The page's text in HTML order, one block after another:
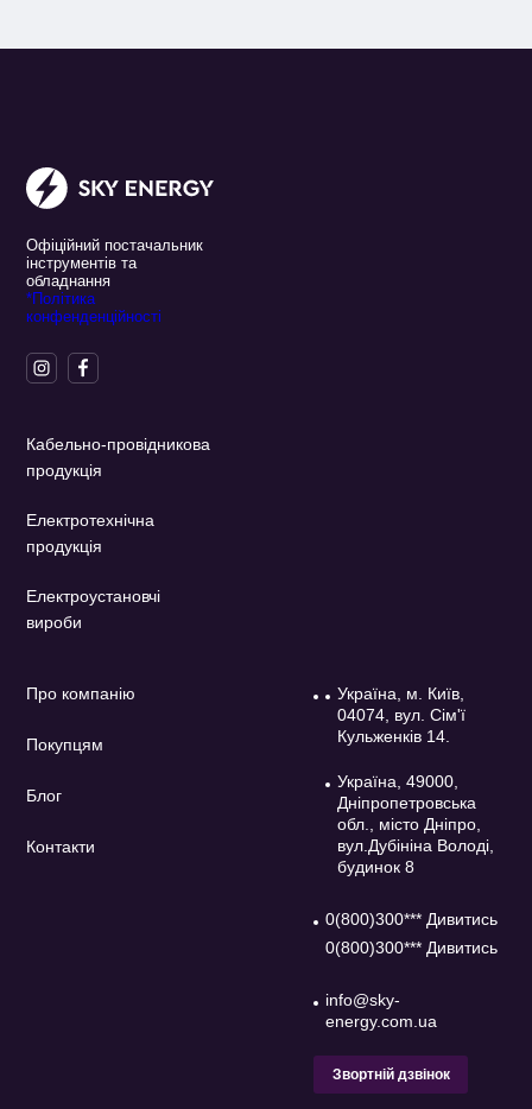
Офіційний постачальник
інструментів та
обладнання
*Політика
конфенденційності
Кабельно-провідникова
продукція
Електротехнічна
продукція
Електроустановчі
вироби
Про компанію
Покупцям
Блог
Контакти
Україна, м. Київ,
04074, вул. Сім'ї
Кульженків 14.
Україна, 49000,
Дніпропетровська
обл., місто Дніпро,
вул.Дубініна Володі,
будинок 8
0(800)300*** Дивитись
0(800)300*** Дивитись
info@sky-
energy.com.ua
Звортній дзвінок